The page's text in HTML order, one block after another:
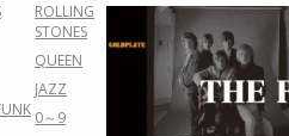
ROLLING
STONES
QUEEN
JAZZ
0～9